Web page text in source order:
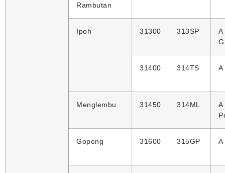
Rambutan
Ipoh 31300 313SP
A
31400 314TS A
Menglembu 31450 314ML
A
Gopeng 31600 315GP A